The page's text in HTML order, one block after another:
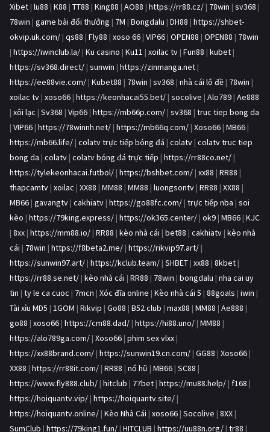
Xibet | lu88 | K88 | TT88 | King88 | AO88 | https://rr88.cz/ | 78win | sv368 |
78win | game bài đổi thưởng | 7M | Bongdalu | DH88 | https://shbet-
okvip.uk.com/ | qs88 | Fly88 | xoso 66 | VIP66 | OPEN88 | OPEN88 | 78win
| https://iwinclub.la/ | Ku casino | Ku11 | xoilac tv | Fun88 | kubet |
https://sv368.direct/ | sunwin | https://zinmanga.net |
https://ee88vie.com/ | Kubet88 | 78win | sv368 | nhà cái lô đề | 78win |
xoilac tv | xoso66 | https://keonhacai55.bet/ | socolive | Alo789 | Ae888
| xôi lạc | Sv368 | Vip66 | https://mb66p.com/ | sv368 | truc tiep bong da
| VIP66 | https://78winnh.net/ | https://mb66q.com/ | Xoso66 | MB66 |
https://mb66.life/ | colatv trực tiếp bóng đá | colatv | colatv truc tiep
bong da | colatv | colatv bóng đá trực tiếp | https://rr88co.net/ |
https://tylekeonhacai.futbol/ | https://bshbet.com/ | xx88 | RR88 |
thapcamtv | xoilac | XX88 | MM88 | MM88 | luongsontv | RR88 | XX88 |
MB66 | gavangtv | cakhiatv | https://go88fc.com/ | trực tiếp nba | soi
kèo | https://79king.express/ | https://ok365.center/ | ok9 | MB66 | KJC
| 8xx | https://mm88.io/ | RR88 | kèo nhà cái | bet88 | cakhiatv | kèo nhà
cái | 78win | https://f8beta2.me/ | https://rikvip97.art/ |
https://sunwin97.art/ | https://kclub.team/ | SHBET | xx88 | 8kbet |
https://rr88.se.net/ | kèo nhà cái | RR88 | 78win | bongdalu | nha cai uy
tin | ty le ca cuoc | 7mcn | Xóc đĩa online | Kèo nhà cái 5 | 88goals | iwin |
Tài xỉu MD5 | 1GOM | Rikvip | Go88 | B52 club | max88 | MM88 | Ae888 |
go88 | xoso66 | https://cm88.dad/ | https://hi88.uno/ | MM88 |
https://alo789ga.com/ | Xoso66 | phim sex vlxx |
https://xx88brand.com/ | https://sunwin19.cn.com/ | GG88 | Xoso66 |
XX88 | https://rr88it.com/ | RR88 | nổ hũ | MB66 | SC88 |
https://www.fly888.club/ | hitclub | 77bet | https://mu88.help/ | f168 |
https://hoiquantv.vip/ | https://hoiquantv.site/ |
https://hoiquantv.online/ | Kèo Nhà Cái | xoso66 | Socolive | 8XX |
SumClub | https://79king1.fun/ | HITCLUB | https://uu88n.org/ | tr88 |